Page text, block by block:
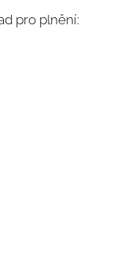
pro plnění: